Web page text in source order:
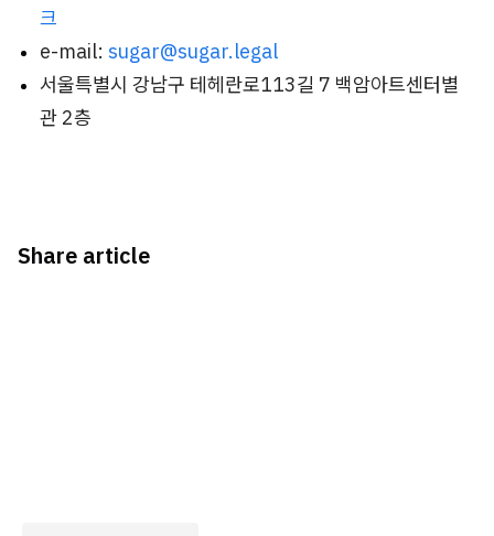
크
e-mail: sugar@sugar.legal
서울특별시 강남구 테헤란로113길 7 백암아트센터별
관 2층
Share article